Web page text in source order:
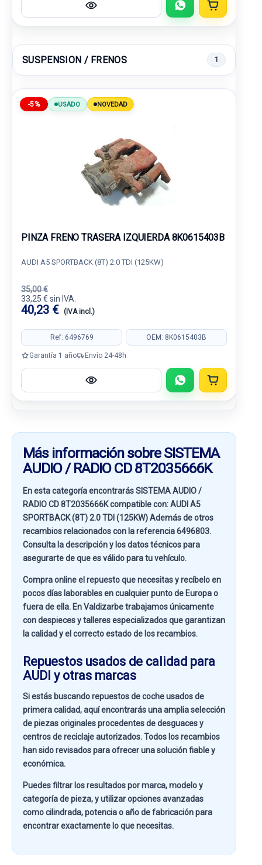
SUSPENSION / FRENOS 1
-5% USADO NOVEDAD
PINZA FRENO TRASERA IZQUIERDA 8K0615403B
AUDI A5 SPORTBACK (8T) 2.0 TDI (125KW)
35,00 €
33,25 € sin IVA.
40,23 € (IVA incl.)
Ref: 6496769 OEM: 8K0615403B
Garantía 1 año Envío 24-48h
Más información sobre SISTEMA
AUDIO / RADIO CD 8T2035666K
En esta categoría encontrarás SISTEMA AUDIO /
RADIO CD 8T2035666K compatible con:AUDI A5
SPORTBACK (8T) 2.0 TDI (125KW)Además de otros
recambios relacionados con la referencia6496803.
Consulta la descripción y los datos técnicos para
asegurarte de que es válido para tu vehículo.
Compra online el repuesto que necesitas y recíbelo en
pocos días laborables en cualquier punto de Europa o
fuera de ella. EnValdizarbetrabajamos únicamente
con despieces y talleres especializados que garantizan
la calidad y el correcto estado de los recambios.
Repuestos usados de calidad para
AUDI y otras marcas
Si estás buscandorepuestos de coche usados de
primera calidad, aquí encontrarás una amplia selección
de piezas originales procedentes de desguaces y
centros de reciclaje autorizados. Todos los recambios
han sido revisados para ofrecer una solución fiable y
económica.
Puedes filtrar los resultados pormarca, modelo y
categoría de pieza, y utilizar opciones avanzadas
comocilindrada, potencia o año de fabricaciónpara
encontrar exactamente lo que necesitas.